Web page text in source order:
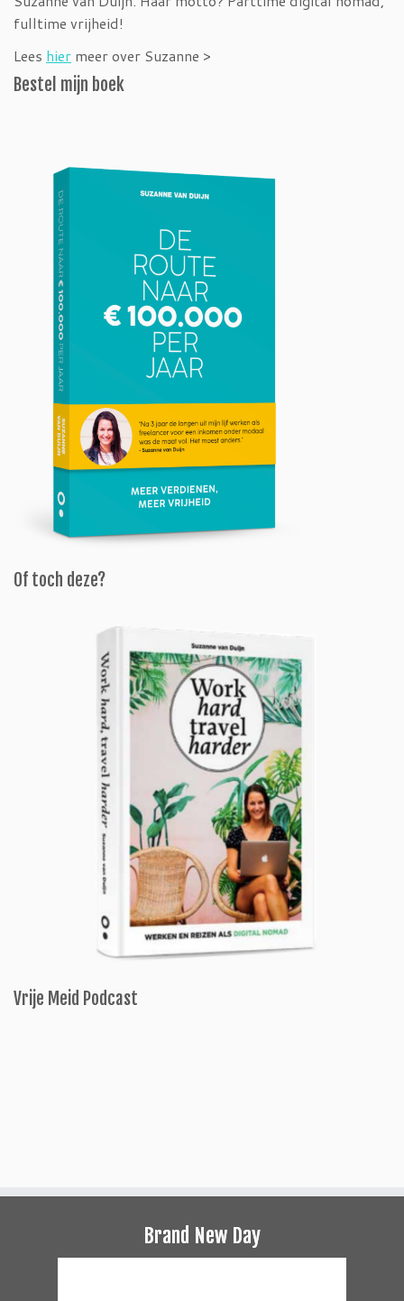
fulltime vrijheid!
Lees hier meer over Suzanne >
Bestel mijn boek
Of toch deze?
Vrije Meid Podcast
Brand New Day